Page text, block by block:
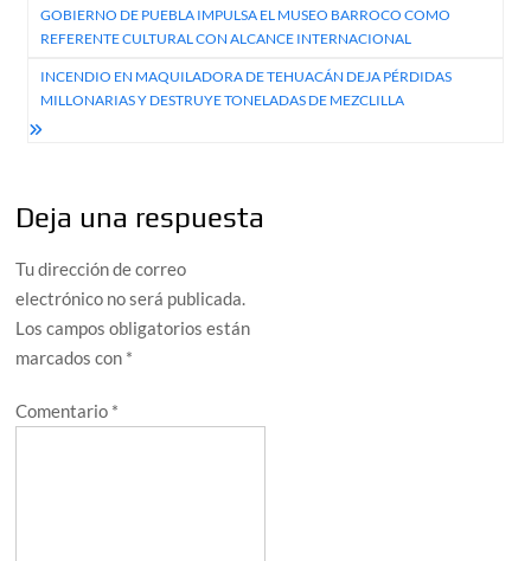
de
entradas
GOBIERNO DE PUEBLA IMPULSA EL MUSEO BARROCO COMO
REFERENTE CULTURAL CON ALCANCE INTERNACIONAL
INCENDIO EN MAQUILADORA DE TEHUACÁN DEJA PÉRDIDAS
MILLONARIAS Y DESTRUYE TONELADAS DE MEZCLILLA
Deja una respuesta
Tu dirección de correo
electrónico no será publicada.
Los campos obligatorios están
marcados con *
Comentario *